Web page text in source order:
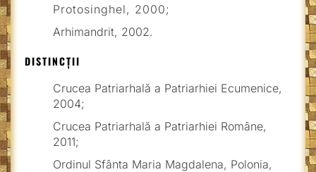
Protosinghel, 2000;
Arhimandrit, 2002.
DISTINCŢII
Crucea Patriarhală a Patriarhiei Ecumenice,
2004;
Crucea Patriarhală a Patriarhiei Române,
2011;
Ordinul Sfânta Maria Magdalena, Polonia,